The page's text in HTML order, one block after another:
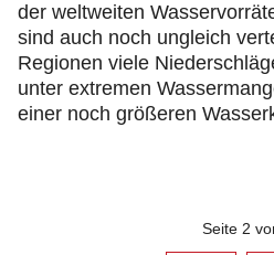
der weltweiten
sind auch noch ungleich
Regionen viele
unter extremen
einer noch größeren
Seite 2